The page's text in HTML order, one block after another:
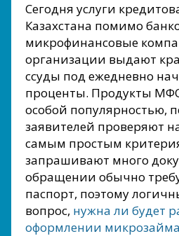
Сегодня услуги
Казахстана помимо
микрофинансовые
организации выдают
ссуды под ежедневно
проценты. Продукты
особой популярностью,
заявителей проверяют
самым простым
запрашивают много
обращении обычно
паспорт, поэтому
вопрос, нужна ли будет
оформлении микрозайма